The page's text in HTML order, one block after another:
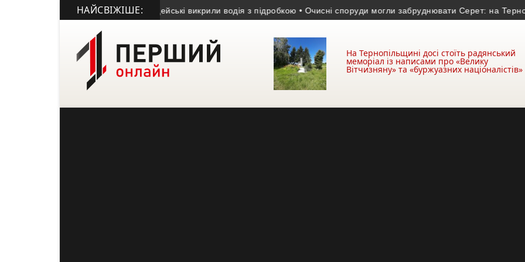
НАЙСВІЖІШЕ:
посвідчення: у Борщеві поліцейські викрили водія з підробкою • Очисні споруди могли забруднювати Серет: на
На Тернопільщині досі стоїть радянський
меморіал із написами про «Велику
Вітчизняну» та «буржуазних націоналістів»